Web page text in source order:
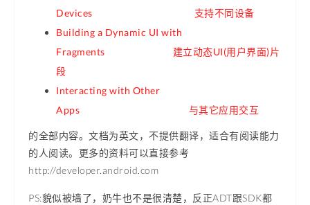
Devices 支持不同设备
Building a Dynamic UI with
Fragments 建立动态UI(用户界面)片
段
Interacting with Other
Apps 与其它应用交互
的全部内容。文档为英文，不提供翻译，适合有阅读能力
的人阅读。更多的资料可以直接参考
http://developer.android.com
PS:貌似被墙了，奶牛也不是很清楚，反正ADT跟SDK都